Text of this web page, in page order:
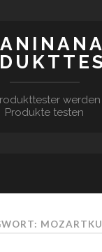
Produkte testen